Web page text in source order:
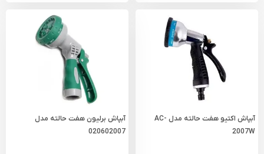
آبپاش اکتیو هفت حالته مدل AC-
2007W
آبپاش برلیون هفت حالته مدل
020602007